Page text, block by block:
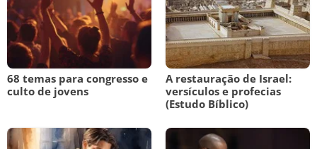
68 temas para congresso e
culto de jovens
A restauração de Israel:
versículos e profecias
(Estudo Bíblico)